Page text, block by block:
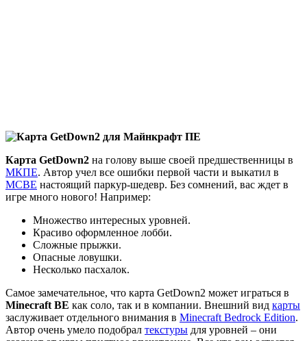
Карта GetDown2 на голову выше своей предшественницы в
МКПЕ. Автор учел все ошибки первой части и выкатил в
MCBE настоящий паркур-шедевр. Без сомнений, вас ждет в
игре много нового! Например:
Множество интересных уровней.
Красиво оформленное лобби.
Сложные прыжки.
Опасные ловушки.
Несколько пасхалок.
Самое замечательное, что карта GetDown2 может играться в
MinecraftBE как соло, так и в компании. Внешний вид карты
заслуживает отдельного внимания в Minecraft Bedrock Edition.
Автор очень умело подобрал текстуры для уровней – они